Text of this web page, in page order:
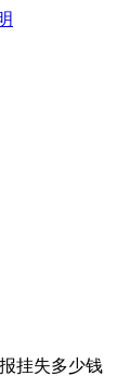
挂失多少钱